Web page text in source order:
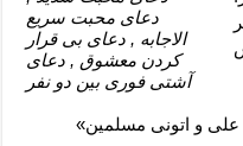
دعای محبت سریع
الاجابه , دعای بی قرار
کردن معشوق , دعای
آشتی فوری بین دو نفر
علی و اتونی مسلمین»